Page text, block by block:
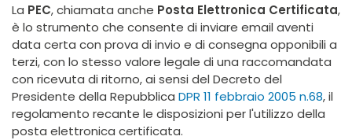
La PEC, chiamata anche Posta Elettronica Certificata,
è lo strumento che consente di inviare email aventi
data certa con prova di invio e di consegna opponibili a
terzi, con lo stesso valore legale di una raccomandata
con ricevuta di ritorno, ai sensi del Decreto del
Presidente della Repubblica DPR 11 febbraio 2005 n.68, il
regolamento recante le disposizioni per l'utilizzo della
posta elettronica certificata.